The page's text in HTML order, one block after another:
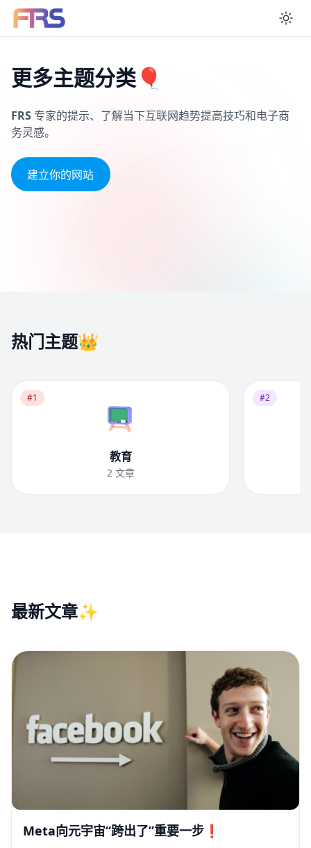
更多主题分类🎈
FRS 专家的提示、了解当下互联网趋势提高技巧和电子商
务灵感。
建立你的网站
热门主题👑
#1
教育
2 文章
#2
最新文章✨
Meta向元宇宙“跨出了”重要一步❗